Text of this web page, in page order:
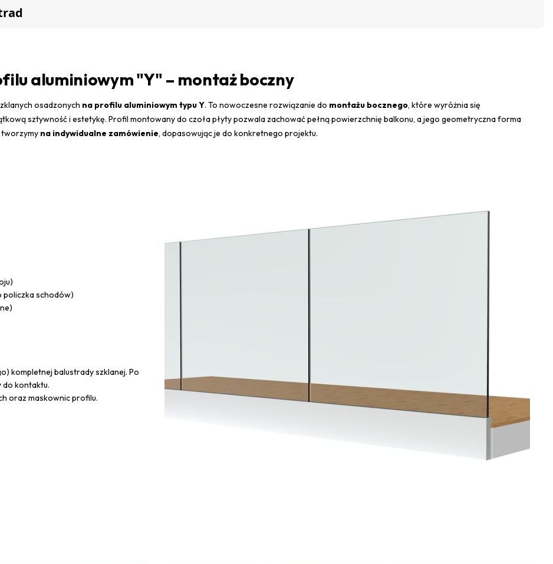
aluminiowym "Y" – montaż boczny
osadzonych na profilu aluminiowym typu Y. To nowoczesne rozwiązanie do montażu bocznego, które wyróżnia się
sztywność i estetykę. Profil montowany do czoła płyty pozwala zachować pełną powierzchnię balkonu, a jego geometryczna forma
tworzymy na indywidualne zamówienie, dopasowując je do konkretnego projektu.
policzka schodów)
kompletnej balustrady szklanej. Po
do kontaktu.
oraz maskownic profilu.